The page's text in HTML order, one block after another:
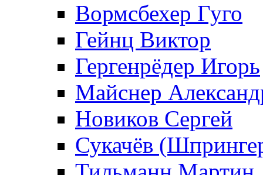
Вормсбехер Гуго
Гейнц Виктор
Гергенрёдер Игорь
Майснер
Новиков Сергей
Сукачёв